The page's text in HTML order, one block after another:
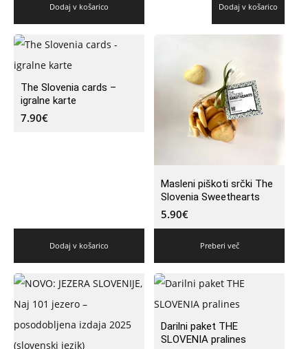
Dodaj v košarico Dodaj v košarico
The Slovenia cards –
igralne karte
7.90€
Dodaj v košarico
Masleni piškoti srčki The
Slovenia Sweethearts
5.90€
Preberi več
Darilni paket THE
SLOVENIA pralines